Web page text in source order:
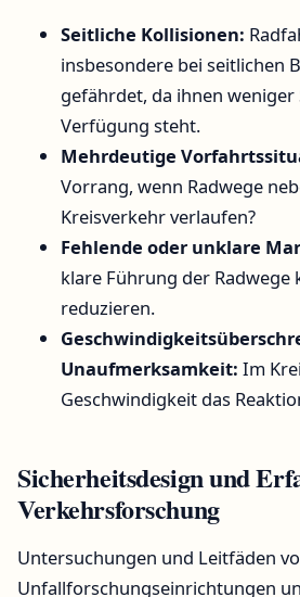
Seitliche Kollisionen:
insbesondere bei seitlichen
gefährdet, da ihnen weniger
Verfügung steht.
Mehrdeutige
Vorrang, wenn Radwege
Kreisverkehr verlaufen?
Fehlende oder unklare
klare Führung der Radwege
reduzieren.
Unaufmerksamkeit: Im
Geschwindigkeit das
Sicherheitsdesign und
Verkehrsforschung
Untersuchungen und Leitfäden
Unfallforschungseinrichtungen